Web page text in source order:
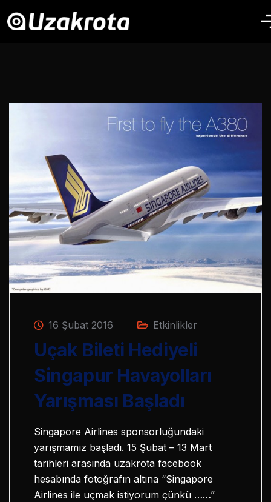
16 Şubat 2016 Etkinlikler
Uçak Bileti Hediyeli
Singapur Havayolları
Yarışması Başladı
Singapore Airlines sponsorluğundaki
yarışmamız başladı. 15 Şubat – 13 Mart
tarihleri arasında uzakrota facebook
hesabında fotoğrafın altına “Singapore
Airlines ile uçmak istiyorum çünkü ……”